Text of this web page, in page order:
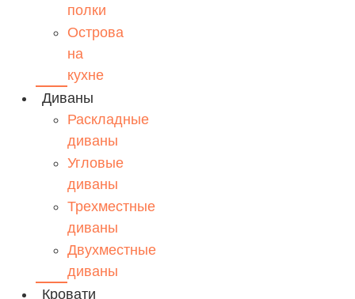
полки
Острова
на
кухне
Диваны
Раскладные
диваны
Угловые
диваны
Трехместные
диваны
Двухместные
диваны
Кровати